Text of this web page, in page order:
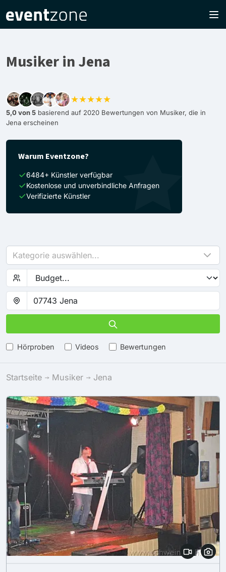
Musiker in Jena
★★★★★
5,0 von 5 basierend auf 2020 Bewertungen von Musiker, die in
Jena erscheinen
Warum Eventzone?
6484+ Künstler verfügbar
Kostenlose und unverbindliche Anfragen
Verifizierte Künstler
Kategorie auswählen...
Hörproben Videos Bewertungen
Startseite Musiker Jena